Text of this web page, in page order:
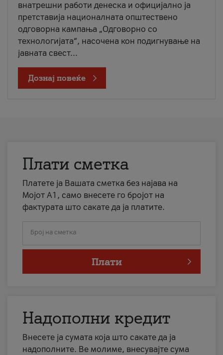
внатрешни работи денеска и официјално ја
претставија националната општествено
одговорна кампања „Одговорно со
технологијата“, насочена кон подигнување на
јавната свест...
Дознај повеќе
Плати сметка
Платете ја Вашата сметка без најава на
Мојот А1, само внесете го бројот на
фактурата што сакате да ја платите.
Број на сметка
Плати
Надополни кредит
Внесете ја сумата која што сакате да ја
надополните. Ве молиме, внесувајте сума